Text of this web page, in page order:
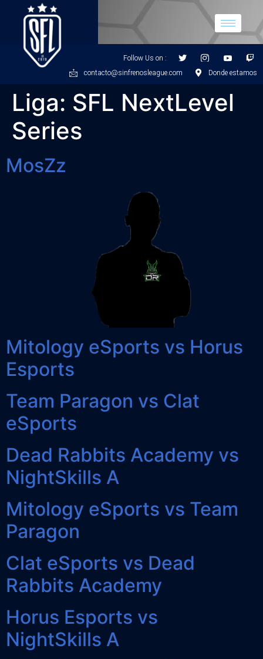
Follow Us on :
contacto@sinfrenosleague.com
Donde estamos
Liga: SFL NextLevel
Series
MosZz
Mitology eSports vs Horus
Esports
Team Paragon vs Clat
eSports
Dead Rabbits Academy vs
NightSkills A
Mitology eSports vs Team
Paragon
Clat eSports vs Dead
Rabbits Academy
Horus Esports vs
NightSkills A